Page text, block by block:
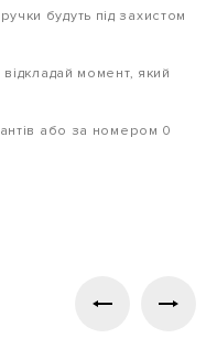
будуть під захистом
момент, який
або за номером 0